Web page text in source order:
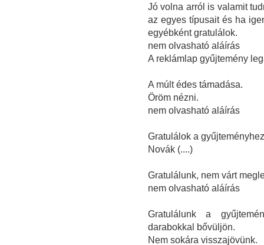
Jó volna arról is valamit
az egyes típusait és ha
egyébként gratulálok.
nem olvasható aláírás
A reklámlap gyűjtemény
A múlt édes támadása.
Öröm nézni.
nem olvasható aláírás
Gratulálok a
Novák (....)
Gratulálunk, nem várt
nem olvasható aláírás
Gratulálunk a
darabokkal bővüljön.
Nem sokára visszajövünk.